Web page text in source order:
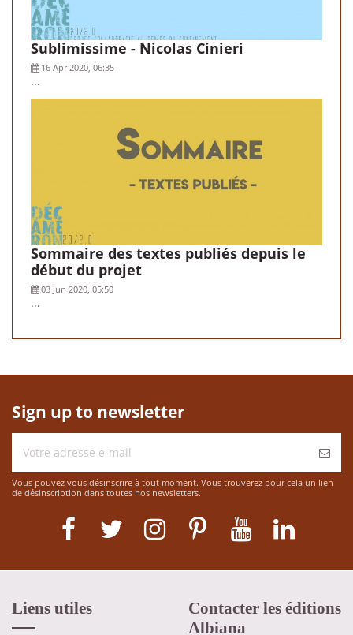
Sublimissime - Nicolas Cinieri
16 Apr 2020, 06:35
...
Sommaire des textes publiés depuis le
début du projet
03 Jun 2020, 05:50
...
Sign up to newsletter
Vous pouvez vous désinscrire à tout moment. Vous trouverez pour cela un lien
de désinscription dans toutes nos newsletters.
Liens utiles
Contacter les éditions
Albiana